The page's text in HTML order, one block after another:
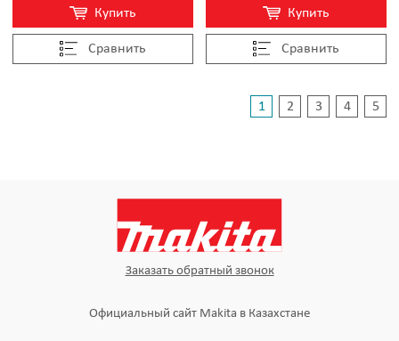
Cравнить
Купить
Cравнить
Купить
1 2 3 4 5
Заказать обратный звонок
Официальный сайт Makita в Казахстане